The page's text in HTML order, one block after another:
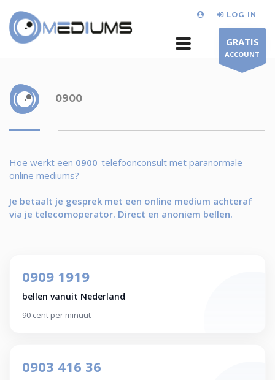
LOG IN
GRATIS
ACCOUNT
0900
Hoe werkt een 0900-telefoonconsult met paranormale
online mediums?
Je betaalt je gesprek met een online medium achteraf
via je telecomoperator. Direct en anoniem bellen.
0909 1919
bellen vanuit Nederland
90 cent per minuut
0903 416 36